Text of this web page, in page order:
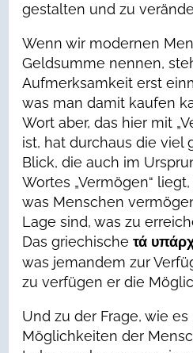
gestalten und zu
Wenn wir modernen
Geldsumme nennen,
Aufmerksamkeit erst
was man damit kaufen
Wort aber, das hier mit
ist, hat durchaus die viel
Blick, die auch im
Wortes „Vermögen“
was Menschen
Lage sind, was zu
Das griechischeτά
was jemandem zur
zu verfügen er die
Und zu der Frage, wie
Möglichkeiten der